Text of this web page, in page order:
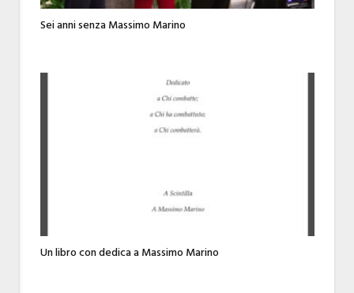
Sei anni senza Massimo Marino
Un libro con dedica a Massimo Marino